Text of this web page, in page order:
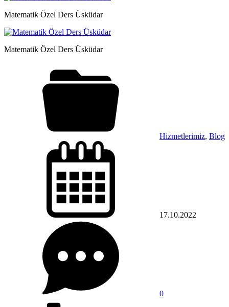
Matematik Özel Ders Üsküdar
Matematik Özel Ders Üsküdar
Hizmetlerimiz, Blog
17.10.2022
0